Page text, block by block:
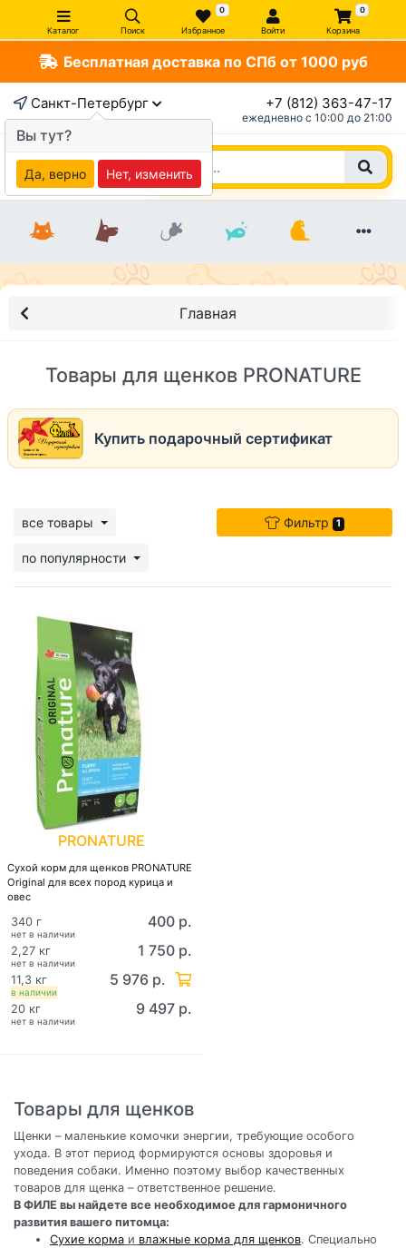
Каталог Поиск
0
Избранное Войти
0
Корзина
Бесплатная доставка по СПб от 1000 руб
Санкт-Петербург +7 (812) 363-47-17
ежедневно c 10:00 до 21:00
Главная
Товары для щенков PRONATURE
Купить подарочный сертификат
все товары
по популярности
Фильтр 1
PRONATURE
Сухой корм для щенков PRONATURE
Original для всех пород курица и
овес
нет в наличии
340 г 400 р.
нет в наличии
2,27 кг 1 750 р.
в наличии
11,3 кг 5 976 р.
нет в наличии
20 кг 9 497 р.
Товары для щенков
Щенки – маленькие комочки энергии, требующие особого
ухода. В этот период формируются основы здоровья и
поведения собаки. Именно поэтому выбор качественных
товаров для щенка – ответственное решение.
В ФИЛЕ вы найдете все необходимое для гармоничного
развития вашего питомца:
Сухие корма и влажные корма для щенков. Специально
Вы тут?
Да, верно Нет, изменить